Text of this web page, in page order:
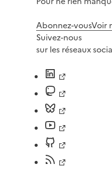
Abonnez-vousVoir
Suivez-nous
sur les réseaux